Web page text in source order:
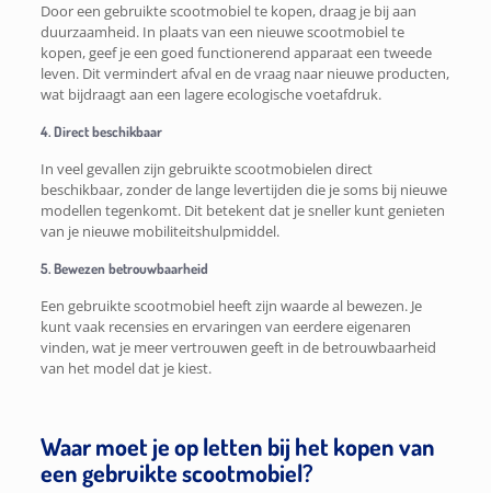
Door een gebruikte scootmobiel te kopen, draag je bij aan
duurzaamheid. In plaats van een nieuwe scootmobiel te
kopen, geef je een goed functionerend apparaat een tweede
leven. Dit vermindert afval en de vraag naar nieuwe producten,
wat bijdraagt aan een lagere ecologische voetafdruk.
4. Direct beschikbaar
In veel gevallen zijn gebruikte scootmobielen direct
beschikbaar, zonder de lange levertijden die je soms bij nieuwe
modellen tegenkomt. Dit betekent dat je sneller kunt genieten
van je nieuwe mobiliteitshulpmiddel.
5. Bewezen betrouwbaarheid
Een gebruikte scootmobiel heeft zijn waarde al bewezen. Je
kunt vaak recensies en ervaringen van eerdere eigenaren
vinden, wat je meer vertrouwen geeft in de betrouwbaarheid
van het model dat je kiest.
Waar moet je op letten bij het kopen van
een gebruikte scootmobiel?